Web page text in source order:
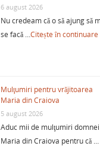
6 august 2026
Nu credeam că o să ajung să
se facă …Citește în continuare
Mulţumiri pentru vrăjitoarea
Maria din Craiova
5 august 2026
Aduc mii de mulţumiri domnei
Maria din Craiova pentru că …